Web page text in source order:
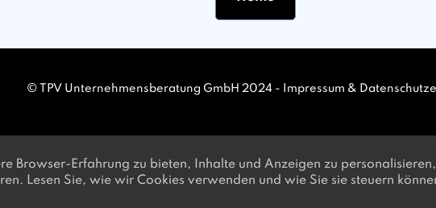
© TPV Unternehmensberatung GmbH 2024 - Impressum &
Browser-Erfahrung zu bieten, Inhalte und Anzeigen zu
Lesen Sie, wie wir Cookies verwenden und wie Sie sie steuern